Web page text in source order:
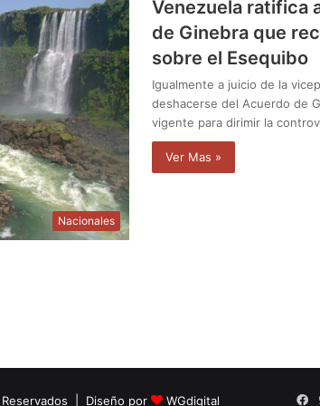
Nacionales
Venezuela ratifica
de Ginebra que
sobre el Esequibo
Igualmente a juicio de la
deshacerse del Acuerdo de
vigente para dirimir la
Ver Mas »
| Diseño por WGdigital